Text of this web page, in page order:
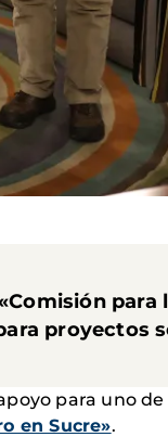
para
proyectos
para uno
en Sucre».